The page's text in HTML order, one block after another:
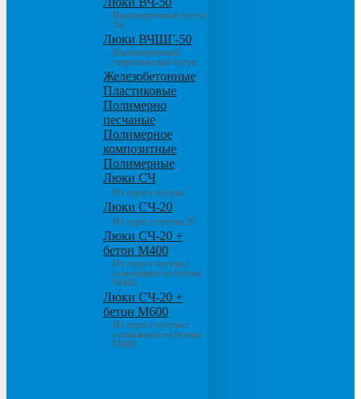
Высокопрочный чугун
50
Люки ВЧШГ-50
Высокопрочный
сверхтяжелый чугун
Железобетонные
Пластиковые
Полимерно
песчаные
Полимерное
композитные
Полимерные
Люки СЧ
Из серого чугуна
Люки СЧ-20
Из серого чугуна 20
Люки СЧ-20 +
бетон М400
Из серого чугуна с
основанием из бетона
М400
Люки СЧ-20 +
бетон М600
Из серого чугуна с
основанием из бетона
М600